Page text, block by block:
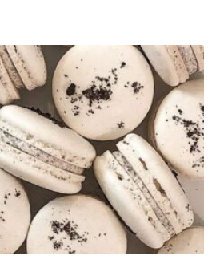
γλυκό
κεράσια”